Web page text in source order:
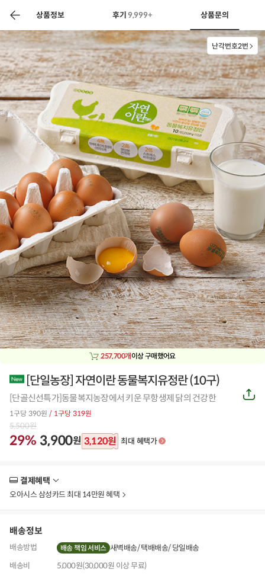
상품정보 후기 9,999+ 상품문의
농축산물할인 찬들마루 주문/배송 고객센터
난각번호2번
257,700개이상 구매했어요
[단일농장] 자연이란 동물복지유정란 (10구)
[단골신선특가]동물복지농장에서 키운 무항생제 닭의 건강한
1구당 390원 / 1구당 319원
5,500원
29% 3,900원 3,120원 최대 혜택가
공
유
결제혜택
보
오아시스 삼성카드 최대 14만원 혜택
배송정보
배송방법 배송 책임 서비스 새벽배송 택배배송 당일배송
배송비
5,000원(30,000원 이상 무료)